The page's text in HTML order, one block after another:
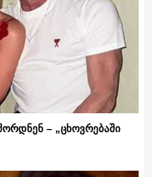
– „ცხოვრებაში